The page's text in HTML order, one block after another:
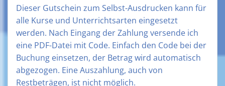
Dieser Gutschein zum Selbst-Ausdrucken kann für
alle Kurse und Unterrichtsarten eingesetzt
werden. Nach Eingang der Zahlung versende ich
eine PDF-Datei mit Code. Einfach den Code bei der
Buchung einsetzen, der Betrag wird automatisch
abgezogen. Eine Auszahlung, auch von
Restbeträgen, ist nicht möglich.